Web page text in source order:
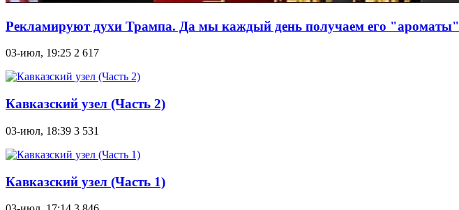
Рекламируют духи Трампа. Да мы каждый день получаем его "ароматы"
03-июл, 19:25 2 617
Кавказский узел (Часть 2)
03-июл, 18:39 3 531
Кавказский узел (Часть 1)